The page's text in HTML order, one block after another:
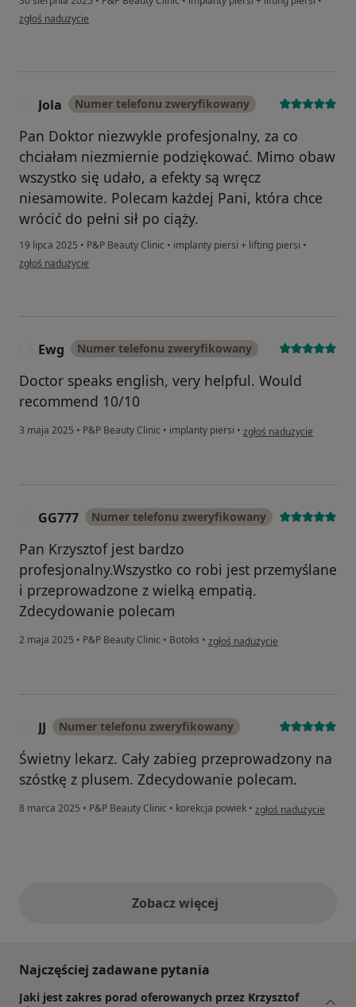
w opinii użytkownika AG
zgłoś nadużycie
Jola Numer telefonu zweryfikowany
Pan Doktor niezwykle profesjonalny, za co
chciałam niezmiernie podziękować. Mimo obaw
wszystko się udało, a efekty są wręcz
niesamowite. Polecam każdej Pani, która chce
wrócić do pełni sił po ciąży.
19 lipca 2025 • P&P Beauty Clinic • implanty piersi + lifting piersi •
w opinii użytkownika Jola
zgłoś nadużycie
Ewg Numer telefonu zweryfikowany
Doctor speaks english, very helpful. Would
recommend 10/10
3 maja 2025 • P&P Beauty Clinic • implanty piersi • w opinii użytkownika Ewg
zgłoś nadużycie
GG777 Numer telefonu zweryfikowany
Pan Krzysztof jest bardzo
profesjonalny.Wszystko co robi jest przemyślane
i przeprowadzone z wielką empatią.
Zdecydowanie polecam
2 maja 2025 • P&P Beauty Clinic • Botoks • w opinii użytkownika GG777
zgłoś nadużycie
JJ Numer telefonu zweryfikowany
Świetny lekarz. Cały zabieg przeprowadzony na
szóstkę z plusem. Zdecydowanie polecam.
8 marca 2025 • P&P Beauty Clinic • korekcja powiek • w opinii użytkownika JJ
zgłoś nadużycie
Zobacz więcejopinie powyżej
Najczęściej zadawane pytania
Jaki jest zakres porad oferowanych przez Krzysztof